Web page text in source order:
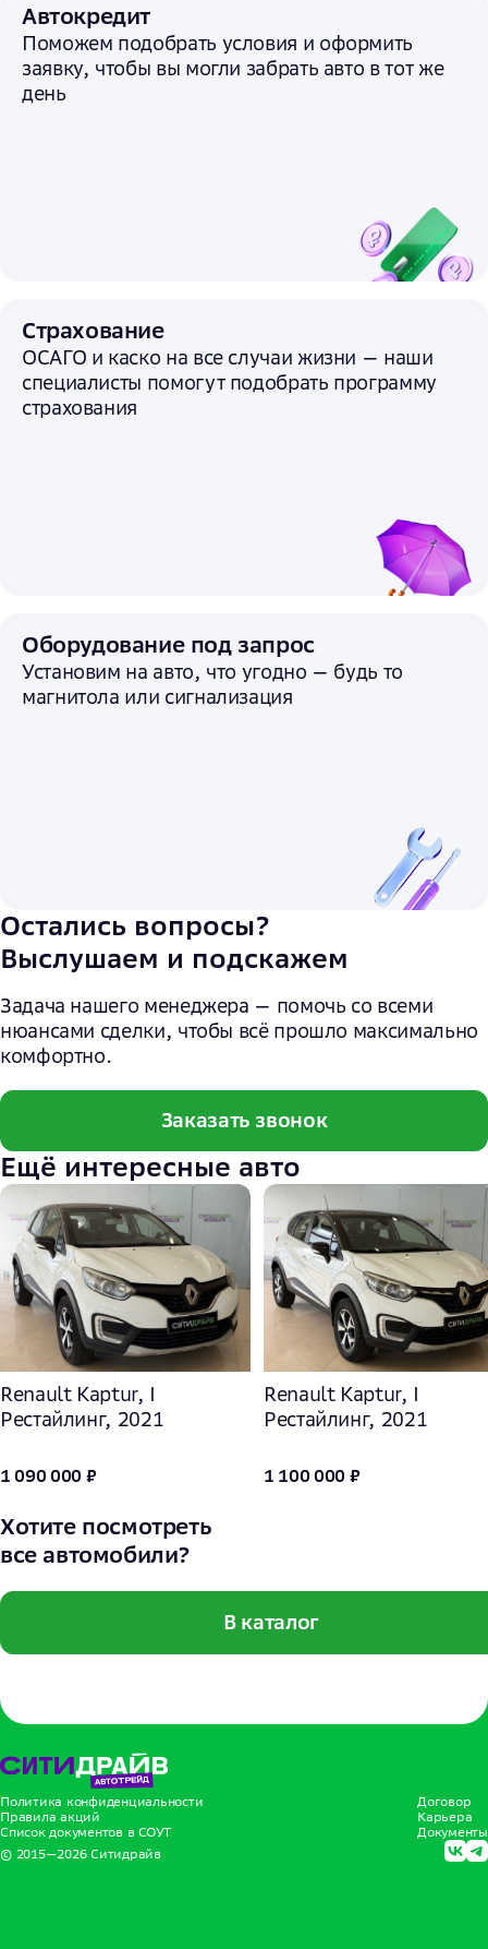
Автокредит
Поможем подобрать условия и оформить
заявку, чтобы вы могли забрать авто в тот же
день
Страхование
ОСАГО и каско на все случаи жизни — наши
специалисты помогут подобрать программу
страхования
Оборудование под запрос
Установим на авто, что угодно — будь то
магнитола или сигнализация
Остались вопросы?
Выслушаем и подскажем
Задача нашего менеджера — помочь со всеми
нюансами сделки, чтобы всё прошло максимально
комфортно.
Заказать звонок
Ещё интересные авто
Renault Kaptur, I
Рестайлинг, 2021
1 090 000 ₽
Renault Kaptur, I
Рестайлинг, 2021
1 100 000 ₽
Хотите посмотреть
все автомобили?
В каталог
Политика конфиденциальности
Правила акций
Список документов в СОУТ
Договор
Карьера
Документы
© 2015—2026Ситидрайв